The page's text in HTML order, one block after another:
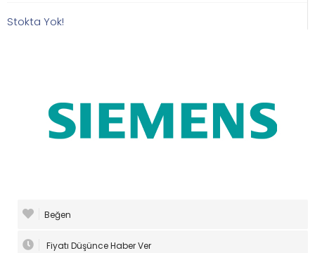
Stokta Yok!
Beğen
Fiyatı Düşünce Haber Ver